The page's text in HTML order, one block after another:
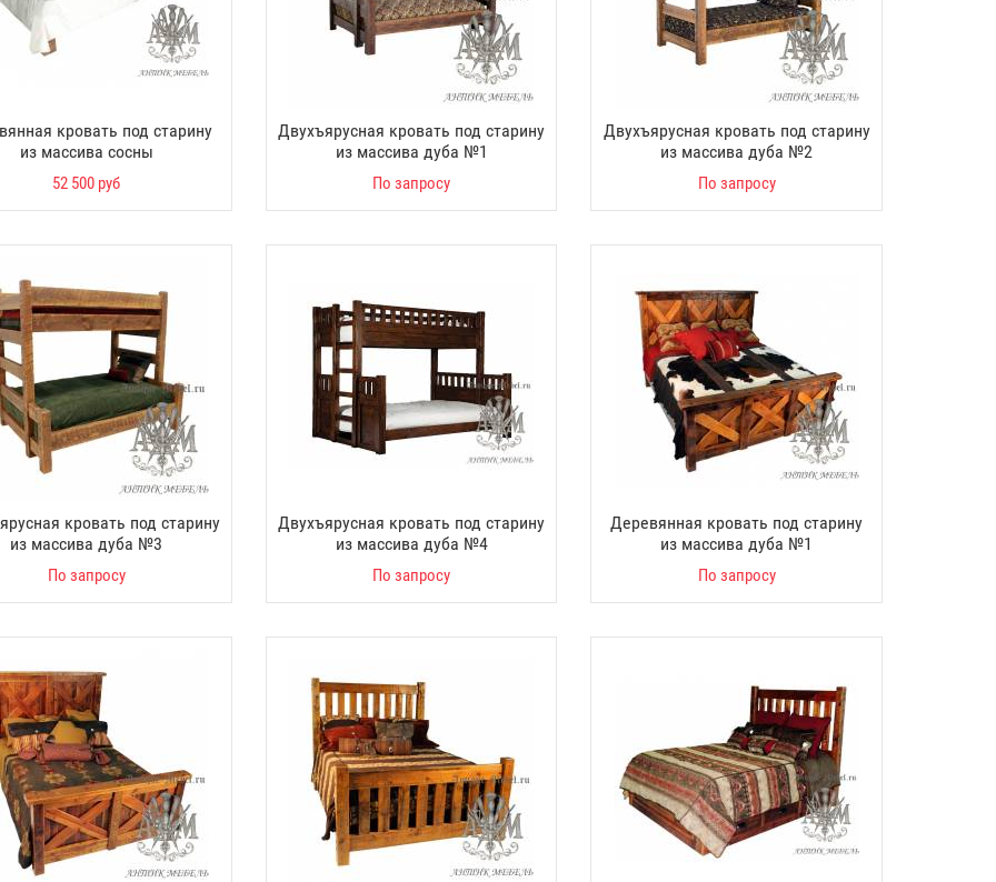
кровать под старину
из массива сосны
52 500 руб
Двухъярусная кровать под старину
из массива дуба №1
По запросу
Двухъярусная кровать под старину
из массива дуба №2
По запросу
кровать под старину
из массива дуба №3
По запросу
Двухъярусная кровать под старину
из массива дуба №4
По запросу
Деревянная кровать под старину
из массива дуба №1
По запросу